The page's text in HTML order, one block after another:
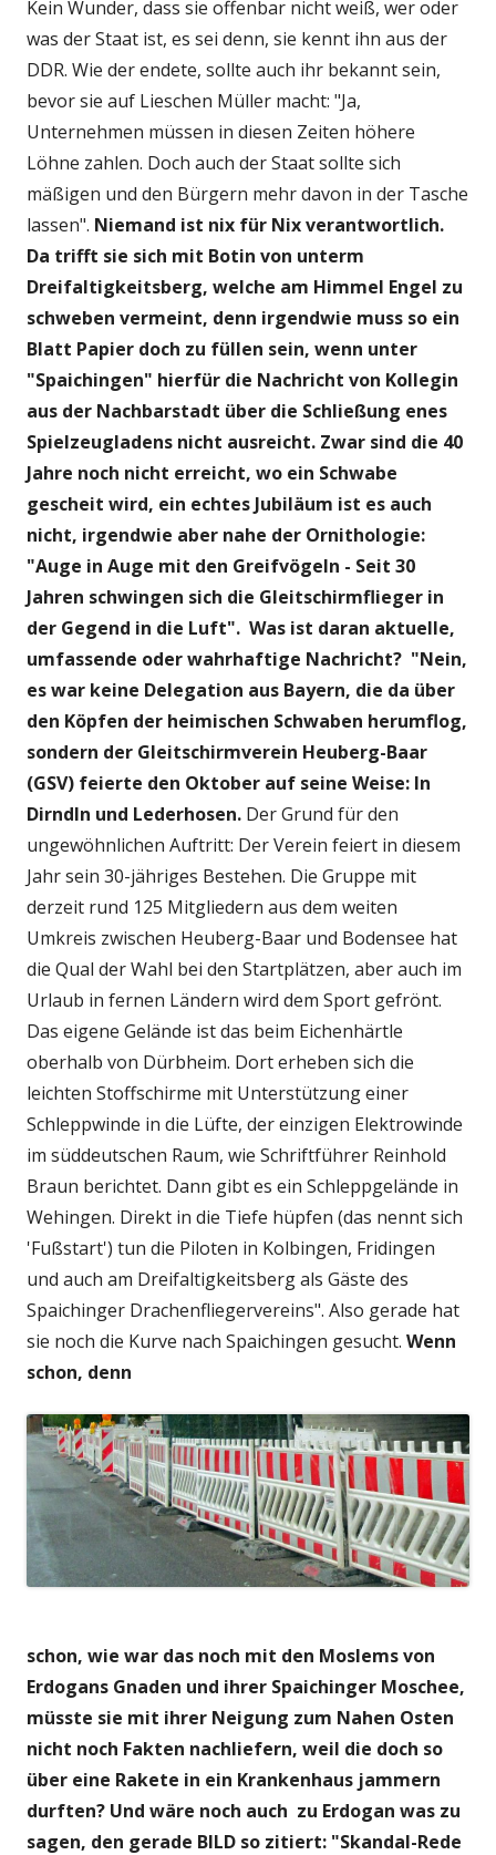
Kein Wunder, dass sie offenbar nicht weiß, wer oder
was der Staat ist, es sei denn, sie kennt ihn aus der
DDR. Wie der endete, sollte auch ihr bekannt sein,
bevor sie auf Lieschen Müller macht: "Ja,
Unternehmen müssen in diesen Zeiten höhere
Löhne zahlen. Doch auch der Staat sollte sich
mäßigen und den Bürgern mehr davon in der Tasche
lassen". Niemand ist nix für Nix verantwortlich.
Da trifft sie sich mit Botin von unterm
Dreifaltigkeitsberg, welche am Himmel Engel zu
schweben vermeint, denn irgendwie muss so ein
Blatt Papier doch zu füllen sein, wenn unter
"Spaichingen" hierfür die Nachricht von Kollegin
aus der Nachbarstadt über die Schließung enes
Spielzeugladens nicht ausreicht. Zwar sind die 40
Jahre noch nicht erreicht, wo ein Schwabe
gescheit wird, ein echtes Jubiläum ist es auch
nicht, irgendwie aber nahe der Ornithologie:
"Auge in Auge mit den Greifvögeln - Seit 30
Jahren schwingen sich die Gleitschirmflieger in
der Gegend in die Luft". Was ist daran aktuelle,
umfassende oder wahrhaftige Nachricht? "Nein,
es war keine Delegation aus Bayern, die da über
den Köpfen der heimischen Schwaben herumflog,
sondern der Gleitschirmverein Heuberg-Baar
(GSV) feierte den Oktober auf seine Weise: In
Dirndln und Lederhosen. Der Grund für den
ungewöhnlichen Auftritt: Der Verein feiert in diesem
Jahr sein 30-jähriges Bestehen. Die Gruppe mit
derzeit rund 125 Mitgliedern aus dem weiten
Umkreis zwischen Heuberg-Baar und Bodensee hat
die Qual der Wahl bei den Startplätzen, aber auch im
Urlaub in fernen Ländern wird dem Sport gefrönt.
Das eigene Gelände ist das beim Eichenhärtle
oberhalb von Dürbheim. Dort erheben sich die
leichten Stoffschirme mit Unterstützung einer
Schleppwinde in die Lüfte, der einzigen Elektrowinde
im süddeutschen Raum, wie Schriftführer Reinhold
Braun berichtet. Dann gibt es ein Schleppgelände in
Wehingen. Direkt in die Tiefe hüpfen (das nennt sich
'Fußstart') tun die Piloten in Kolbingen, Fridingen
und auch am Dreifaltigkeitsberg als Gäste des
Spaichinger Drachenfliegervereins". Also gerade hat
sie noch die Kurve nach Spaichingen gesucht. Wenn
schon, denn
schon, wie war das noch mit den Moslems von
Erdogans Gnaden und ihrer Spaichinger Moschee,
müsste sie mit ihrer Neigung zum Nahen Osten
nicht noch Fakten nachliefern, weil die doch so
über eine Rakete in ein Krankenhaus jammern
durften? Und wäre noch auch zu Erdogan was zu
sagen, den gerade BILD so zitiert: "Skandal-Rede